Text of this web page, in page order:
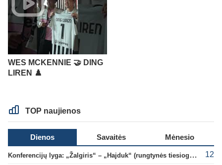
WES MCKENNIE 🤝 DING
LIREN ♟️
TOP naujienos
Dienos Savaitės Mėnesio
Konferencijų lyga: „Žalgiris“ – „Hajduk“ (rungtynės tiesiogiai) 12